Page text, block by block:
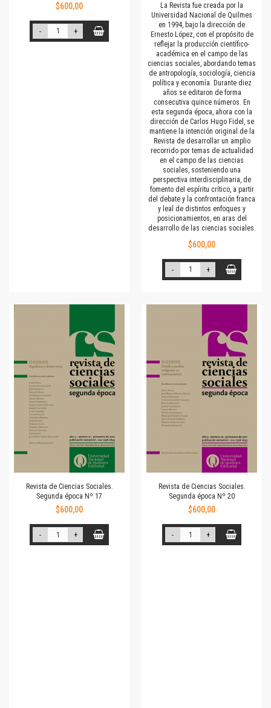
$600,00
- +
La Revista fue creada por la
Universidad Nacional de Quilmes
en 1994, bajo la dirección de
Ernesto López, con el propósito de
reflejar la producción científico-
académica en el campo de las
ciencias sociales, abordando temas
de antropología, sociología, ciencia
política y economía. Durante diez
años se editaron de forma
consecutiva quince números. En
esta segunda época, ahora con la
dirección de Carlos Hugo Fidel, se
mantiene la intención original de la
Revista de desarrollar un amplio
recorrido por temas de actualidad
en el campo de las ciencias
sociales, sosteniendo una
perspectiva interdisciplinaria, de
fomento del espíritu crítico, a partir
del debate y la confrontación franca
y leal de distintos enfoques y
posicionamientos, en aras del
desarrollo de las ciencias sociales.
$600,00
- +
Revista de Ciencias Sociales.
Segunda época Nº 17
$600,00
- +
Revista de Ciencias Sociales.
Segunda época Nº 20
$600,00
- +